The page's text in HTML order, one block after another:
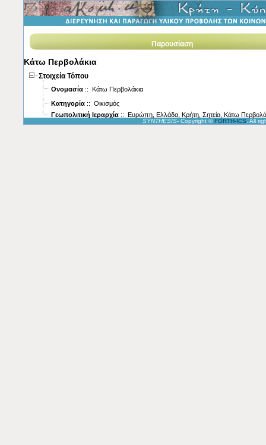
Παρουσίαση
Κάτω Περβολάκια
Στοιχεία Τόπου
Ονομασία :: Κάτω Περβολάκια
Κατηγορία :: Οικισμός
Γεωπολιτική Ιεραρχία :: Ευρώπη, Ελλάδα, Κρήτη, Σητεία, Κάτω
SYNTHESIS- Copyright © FORTH-ICS . All